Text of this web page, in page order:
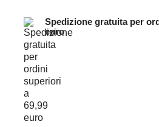
Spedizione gratuita per
euro